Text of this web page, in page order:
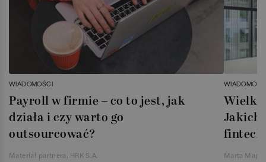
WIADOMOŚCI
Payroll w firmie – co to jest, jak
działa i czy warto go
outsourcować?
Materiał partnera, HRK S.A.
Jakich
Marta